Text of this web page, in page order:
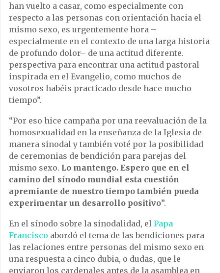
han vuelto a casar, como especialmente con
respecto a las personas con orientación hacia el
mismo sexo, es urgentemente hora –
especialmente en el contexto de una larga historia
de profundo dolor– de una actitud diferente.
perspectiva para encontrar una actitud pastoral
inspirada en el Evangelio, como muchos de
vosotros habéis practicado desde hace mucho
tiempo”.
“Por eso hice campaña por una reevaluación de la
homosexualidad en la enseñanza de la Iglesia de
manera sinodal y también voté por la posibilidad
de ceremonias de bendición para parejas del
mismo sexo. Lo mantengo. Espero que en el
camino del sínodo mundial esta cuestión
apremiante de nuestro tiempo también pueda
experimentar un desarrollo positivo”.
En el sínodo sobre la sinodalidad, el Papa
Francisco abordó el tema de las bendiciones para
las relaciones entre personas del mismo sexo en
una respuesta a cinco dubia, o dudas, que le
enviaron los cardenales antes de la asamblea en